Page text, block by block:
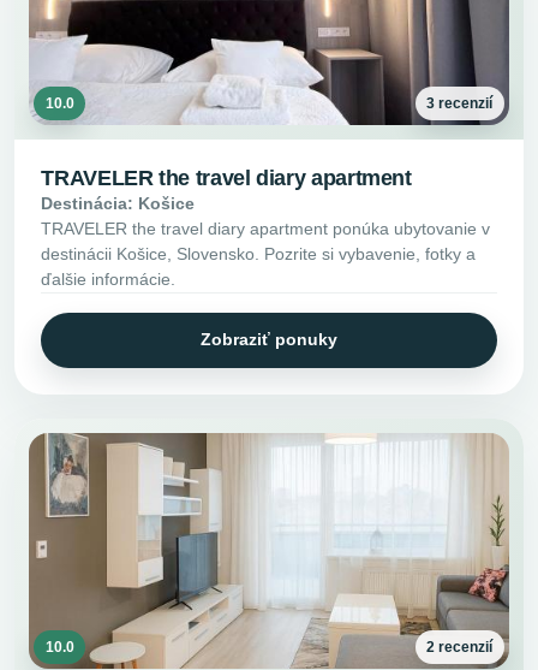
10.0 3 recenzií
TRAVELER the travel diary apartment
Destinácia: Košice
TRAVELER the travel diary apartment ponúka ubytovanie v
destinácii Košice, Slovensko. Pozrite si vybavenie, fotky a
ďalšie informácie.
Zobraziť ponuky
10.0 2 recenzií